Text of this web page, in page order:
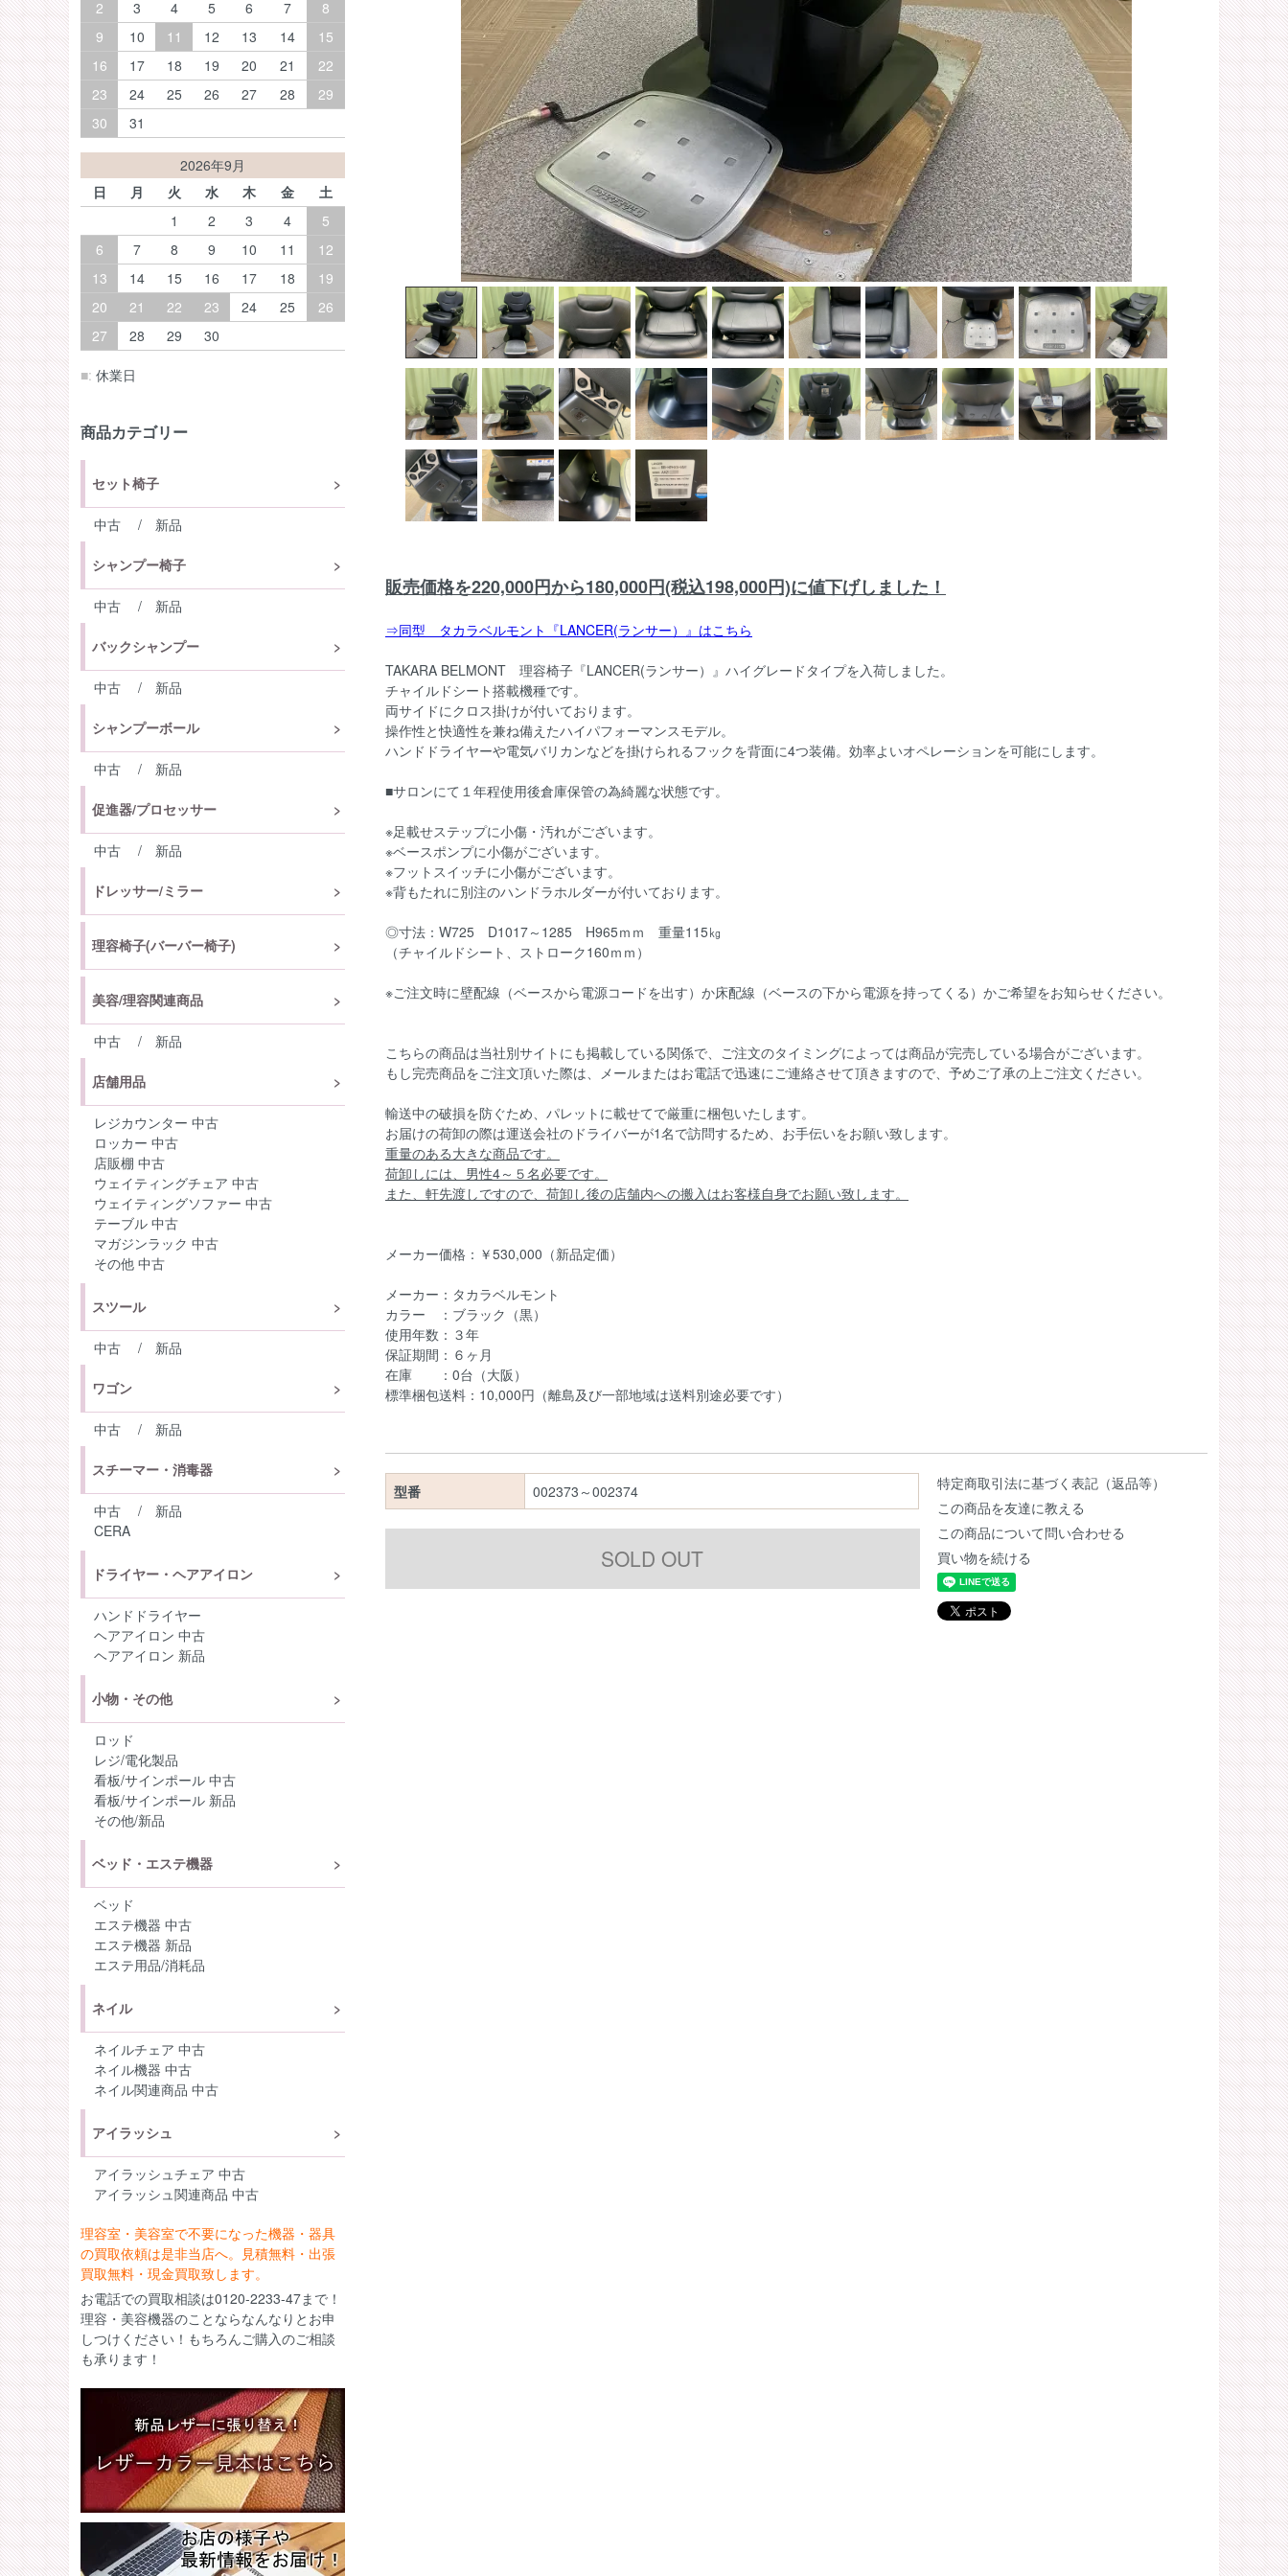
販売価格を220,000円から180,000円(税込198,000円)に値下げしました！
⇒同型 タカラベルモント『LANCER(ランサー）』はこちら
TAKARA BELMONT 理容椅子『LANCER(ランサー）』ハイグレードタイプを入荷しました。
チャイルドシート搭載機種です。
両サイドにクロス掛けが付いております。
操作性と快適性を兼ね備えたハイパフォーマンスモデル。
ハンドドライヤーや電気バリカンなどを掛けられるフックを背面に4つ装備。効率よいオペレーションを可能にします。
■サロンにて１年程使用後倉庫保管の為綺麗な状態です。
※足載せステップに小傷・汚れがございます。
※ベースポンプに小傷がございます。
※フットスイッチに小傷がございます。
※背もたれに別注のハンドラホルダーが付いております。
◎寸法：W725 D1017～1285 H965ｍｍ 重量115㎏
（チャイルドシート、ストローク160ｍｍ）
※ご注文時に壁配線（ベースから電源コードを出す）か床配線（ベースの下から電源を持ってくる）かご希望をお知らせください。
こちらの商品は当社別サイトにも掲載している関係で、ご注文のタイミングによっては商品が完売している場合がございます。
もし完売商品をご注文頂いた際は、メールまたはお電話で迅速にご連絡させて頂きますので、予めご了承の上ご注文ください。
輸送中の破損を防ぐため、パレットに載せてで厳重に梱包いたします。
お届けの荷卸の際は運送会社のドライバーが1名で訪問するため、お手伝いをお願い致します。
重量のある大きな商品です。
荷卸しには、男性4～５名必要です。
また、軒先渡しですので、荷卸し後の店舗内への搬入はお客様自身でお願い致します。
メーカー価格：￥530,000（新品定価）
メーカー：タカラベルモント
カラー ：ブラック（黒）
使用年数：３年
保証期間：６ヶ月
在庫 ：0台（大阪）
標準梱包送料：10,000円（離島及び一部地域は送料別途必要です）
型番 002373～002374
特定商取引法に基づく表記（返品等）
この商品を友達に教える
この商品について問い合わせる
買い物を続ける
2 3 4 5 6 7
8
9
10 11 12 13 14
15
16
17 18 19 20 21
22
23
24 25 26 27 28
29
30
31
2026年9月
日
月 火 水 木 金
土
1
2 3 4
5
6
7 8 9 10 11
12
13
14 15 16 17 18
19
20
21 22 23 24 25
26
27
28 29 30
■: 休業日
商品カテゴリー
セット椅子
中古 / 新品
シャンプー椅子
中古 / 新品
バックシャンプー
中古 / 新品
シャンプーボール
中古 / 新品
促進器/プロセッサー
中古 / 新品
ドレッサー/ミラー
理容椅子(バーバー椅子)
美容/理容関連商品
中古 / 新品
店舗用品
レジカウンター 中古
ロッカー 中古
店販棚 中古
ウェイティングチェア 中古
ウェイティングソファー 中古
テーブル 中古
マガジンラック 中古
その他 中古
スツール
中古 / 新品
ワゴン
中古 / 新品
スチーマー・消毒器
中古 /
新品
CERA
ドライヤー・ヘアアイロン
ハンドドライヤー
ヘアアイロン 中古
ヘアアイロン 新品
小物・その他
ロッド
レジ/電化製品
看板/サインポール 中古
看板/サインポール 新品
その他/新品
ベッド・エステ機器
ベッド
エステ機器 中古
エステ機器 新品
エステ用品/消耗品
ネイル
ネイルチェア 中古
ネイル機器 中古
ネイル関連商品 中古
アイラッシュ
アイラッシュチェア 中古
アイラッシュ関連商品 中古
理容室・美容室で不要になった機器・器具
の買取依頼は是非当店へ。見積無料・出張
買取無料・現金買取致します。
お電話での買取相談は0120-2233-47まで！
理容・美容機器のことならなんなりとお申
しつけください！もちろんご購入のご相談
も承ります！